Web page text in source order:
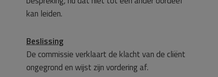
kan leiden.
Beslissing
De commissie verklaart de klacht van de cliënt
ongegrond en wijst zijn vordering af.